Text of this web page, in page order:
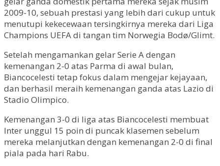
2009-10, sebuah prestasi yang lebih dari cukup untuk
menutupi kekecewaan tersingkirnya mereka dari Liga
Champions UEFA di tangan tim Norwegia Bodø/Glimt.
Setelah mengamankan gelar Serie A dengan
kemenangan 2-0 atas Parma di awal bulan,
Biancocelesti tetap fokus dalam mengejar kejayaan,
dan berhasil meraih kemenangan ganda atas Lazio di
Stadio Olimpico.
Kemenangan 3-0 di liga atas Biancocelesti membuat
Inter unggul 15 poin di puncak klasemen sebelum
mereka melanjutkan dengan kemenangan 2-0 di final
piala pada hari Rabu.